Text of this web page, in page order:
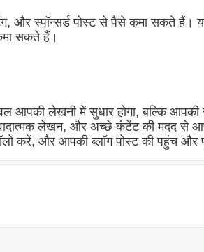
और स्पॉन्सर्ड पोस्ट से पैसे कमा सकते हैं।
सकते हैं।
आपकी लेखनी में सुधार होगा, बल्कि आपकी
लेखन, और अच्छे कंटेंट की मदद से
करें, और आपकी ब्लॉग पोस्ट की पहुंच और